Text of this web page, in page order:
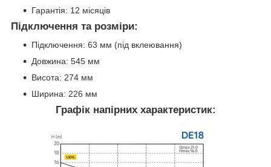
Гарантія: 12 місяців
Підключення та розміри:
Підключення: 63 мм (під вклеювання)
Довжина: 545 мм
Висота: 274 мм
Ширина: 226 мм
Графік напірних характеристик: